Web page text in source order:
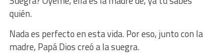
quién.
Nada es perfecto en esta vida. Por eso, junto con la
madre, Papá Dios creó a la suegra.